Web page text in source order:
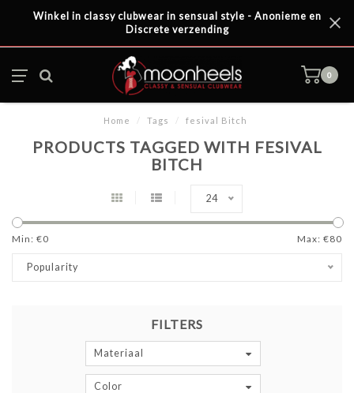
Winkel in classy clubwear in sensual style - Anonieme en
Discrete verzending
0
Home / Tags / fesival Bitch
PRODUCTS TAGGED WITH FESIVAL
BITCH
24
Min: €0 Max: €80
Popularity
FILTERS
Materiaal
Color